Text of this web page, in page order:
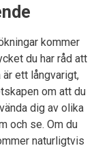
kommer
du har råd att
ett långvarigt,
om att du
dig av olika
och se. Om du
naturligtvis